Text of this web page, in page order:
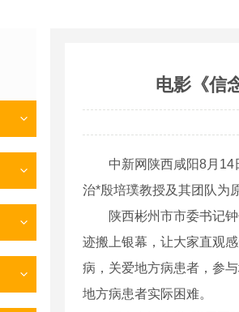
电影《信
中新网陕西咸阳8月14日
治*殷培璞教授及其团队为
陕西彬州市市委书记钟
迹搬上银幕，让大家直观
病，关爱地方病患者，参
地方病患者实际困难。